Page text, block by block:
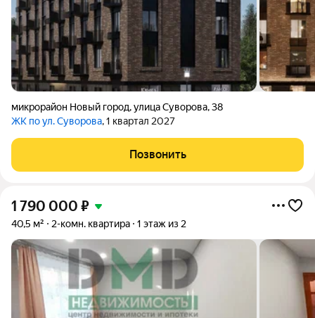
микрорайон Новый город,улица Суворова,38
ЖК по ул. Суворова, 1 квартал 2027
Позвонить
1 790 000 ₽
40,5 м² 2-комн. квартира 1 этаж из 2